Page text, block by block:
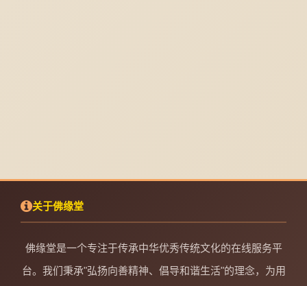
关于佛缘堂
佛缘堂是一个专注于传承中华优秀传统文化的在线服务平
台。我们秉承"弘扬向善精神、倡导和谐生活"的理念，为用